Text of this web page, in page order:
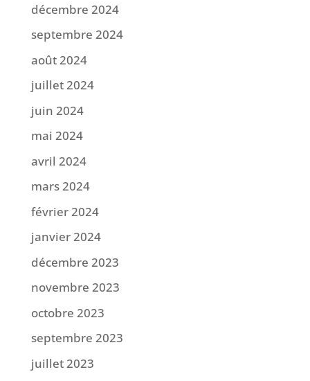
décembre 2024
septembre 2024
août 2024
juillet 2024
juin 2024
mai 2024
avril 2024
mars 2024
février 2024
janvier 2024
décembre 2023
novembre 2023
octobre 2023
septembre 2023
juillet 2023